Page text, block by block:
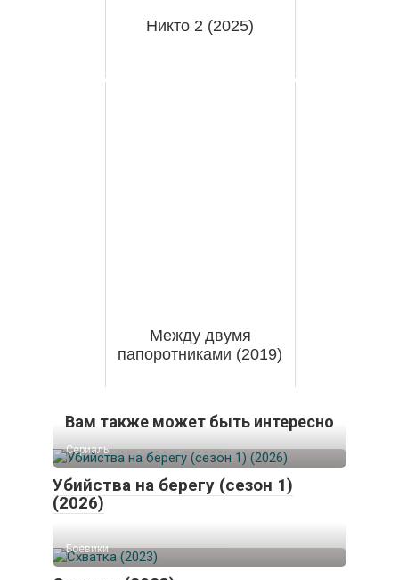
Никто 2 (2025)
Между двумя
папоротниками (2019)
Вам также может быть интересно
Сериалы
Убийства на берегу (сезон 1)
(2026)
Боевики